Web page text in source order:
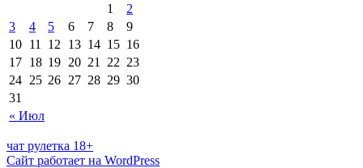
« Июл
1
2
3
4 5 6 7 8
9
10 11 12 13 14 15 16
17 18 19 20 21 22 23
24 25 26 27 28 29 30
31
чат рулетка 18+
Сайт работает на WordPress